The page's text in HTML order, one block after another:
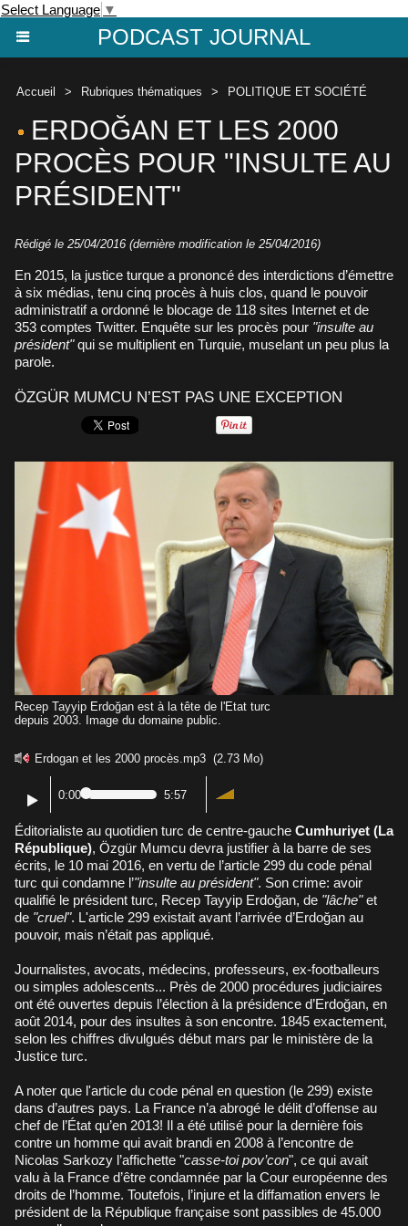
Select Language ▼
PODCAST JOURNAL
Accueil > Rubriques thématiques > POLITIQUE ET SOCIÉTÉ
ERDOĞAN ET LES 2000
PROCÈS POUR "INSULTE AU
PRÉSIDENT"
Rédigé le 25/04/2016 (dernière modification le 25/04/2016)
En 2015, la justice turque a prononcé des interdictions d’émettre
à six médias, tenu cinq procès à huis clos, quand le pouvoir
administratif a ordonné le blocage de 118 sites Internet et de
353 comptes Twitter. Enquête sur les procès pour "insulte au
président"qui se multiplient en Turquie, muselant un peu plus la
parole.
ÖZGÜR MUMCU N’EST PAS UNE EXCEPTION
Recep Tayyip Erdoğan est à la tête de l'Etat turc
depuis 2003. Image du domaine public.
Erdogan et les 2000 procès.mp3 (2.73 Mo)
0:00 5:57
Éditorialiste au quotidien turc de centre-gauche Cumhuriyet (La
République), Özgür Mumcu devra justifier à la barre de ses
écrits, le 10 mai 2016, en vertu de l’article 299 du code pénal
turc qui condamne l’"insulte au président". Son crime: avoir
qualifié le président turc, Recep Tayyip Erdoğan, de "lâche"et
de "cruel". L'article 299 existait avant l’arrivée d’Erdoğan au
pouvoir, mais n’était pas appliqué.
Journalistes, avocats, médecins, professeurs, ex-footballeurs
ou simples adolescents... Près de 2000 procédures judiciaires
ont été ouvertes depuis l’élection à la présidence d’Erdoğan, en
août 2014, pour des insultes à son encontre. 1845 exactement,
selon les chiffres divulgués début mars par le ministère de la
Justice turc.
A noter que l'article du code pénal en question (le 299) existe
dans d’autres pays. La France n’a abrogé le délit d’offense au
chef de l’État qu’en 2013! Il a été utilisé pour la dernière fois
contre un homme qui avait brandi en 2008 à l’encontre de
Nicolas Sarkozy l’affichette "casse-toi pov’con", ce qui avait
valu à la France d’être condamnée par la Cour européenne des
droits de l’homme. Toutefois, l’injure et la diffamation envers le
président de la République française sont passibles de 45.000